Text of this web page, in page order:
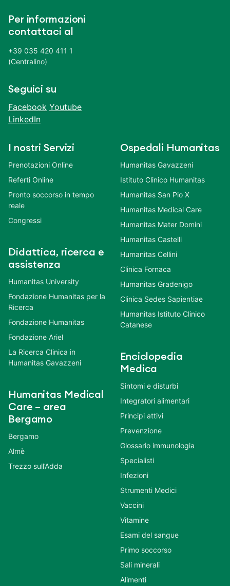
Per informazioni
contattaci al
+39 035 420 411 1
(Centralino)
Seguici su
Facebook Youtube
LinkedIn
I nostri Servizi
Prenotazioni Online
Referti Online
Pronto soccorso in tempo
reale
Congressi
Didattica, ricerca e
assistenza
Humanitas University
Fondazione Humanitas per la
Ricerca
Fondazione Humanitas
Fondazione Ariel
La Ricerca Clinica in
Humanitas Gavazzeni
Humanitas Medical
Care – area
Bergamo
Bergamo
Almè
Trezzo sull’Adda
Ospedali Humanitas
Humanitas Gavazzeni
Istituto Clinico Humanitas
Humanitas San Pio X
Humanitas Medical Care
Humanitas Mater Domini
Humanitas Castelli
Humanitas Cellini
Clinica Fornaca
Humanitas Gradenigo
Clinica Sedes Sapientiae
Humanitas Istituto Clinico
Catanese
Enciclopedia
Medica
Sintomi e disturbi
Integratori alimentari
Principi attivi
Prevenzione
Glossario immunologia
Specialisti
Infezioni
Strumenti Medici
Vaccini
Vitamine
Esami del sangue
Primo soccorso
Sali minerali
Alimenti